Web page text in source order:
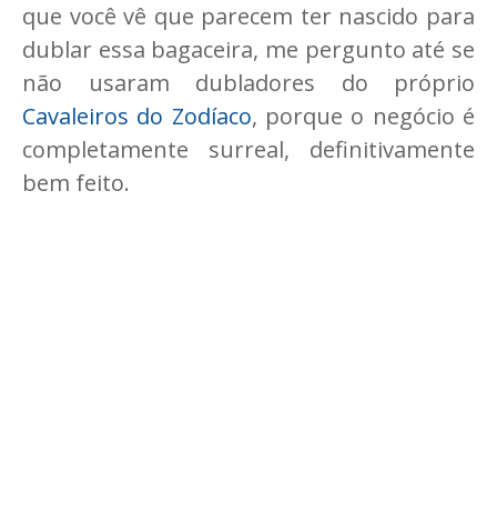
que você vê que parecem ter nascido para
dublar essa bagaceira, me pergunto até se
não usaram dubladores do próprio
Cavaleiros do Zodíaco, porque o negócio é
completamente surreal, definitivamente
bem feito.